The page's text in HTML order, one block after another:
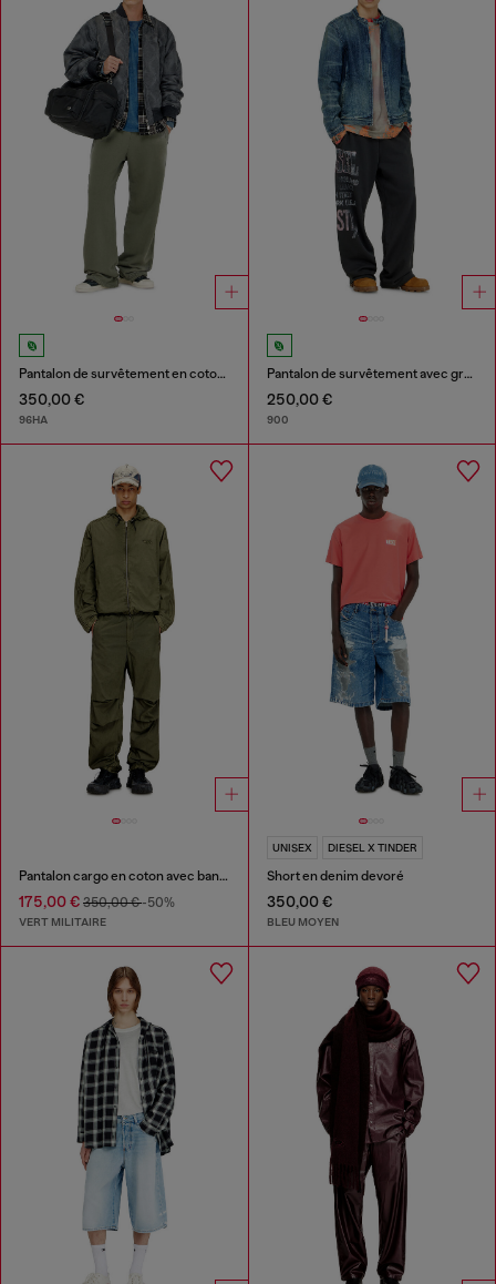
Pantalon de survêtement en coton effet destroyed
350,00 €
96HA
Pantalon de survêtement avec graphismes concert
250,00 €
900
Pantalon cargo en coton avec bandes latérales
175,00 € 350,00 €-50%
VERT MILITAIRE
UNISEX DIESEL X TINDER
Short en denim devoré
350,00 €
BLEU MOYEN